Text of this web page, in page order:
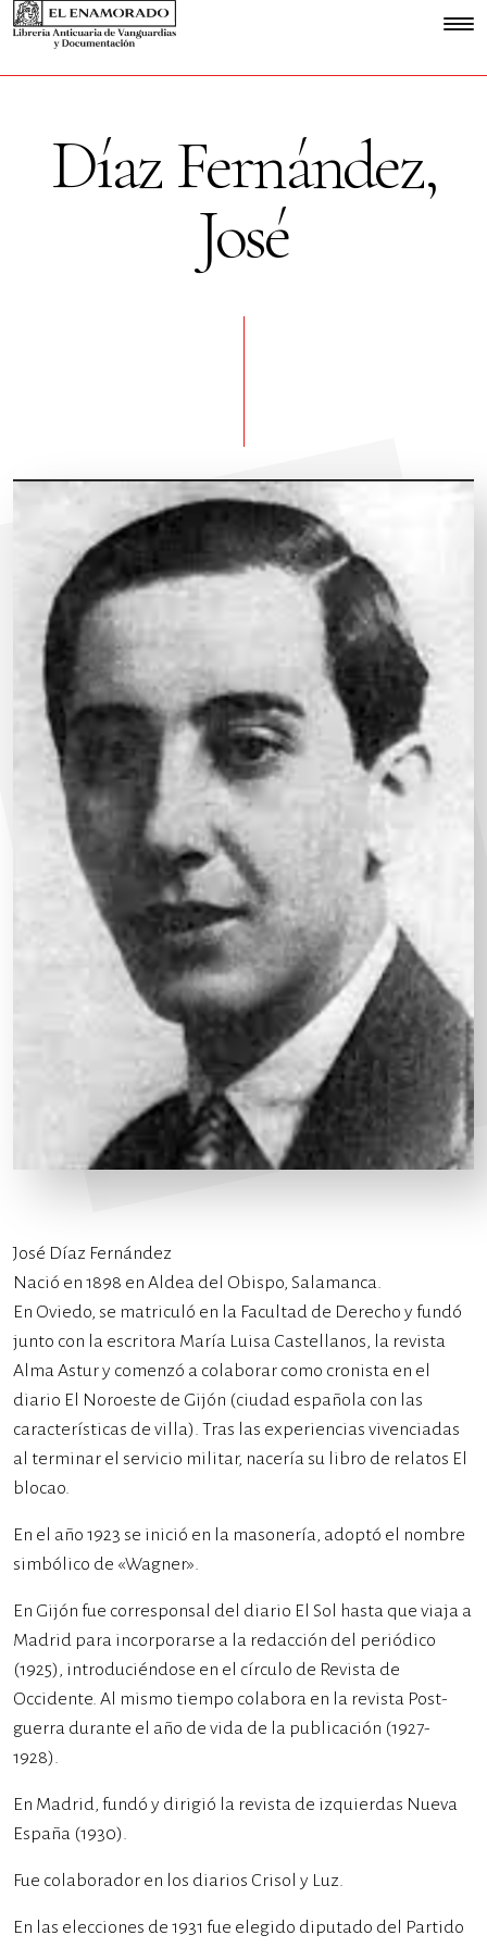
Díaz Fernández,
José
José Díaz Fernández
Nació en 1898 en Aldea del Obispo, Salamanca.
En Oviedo, se matriculó en la Facultad de Derecho y fundó
junto con la escritora María Luisa Castellanos, la revista
Alma Astur​ y comenzó a colaborar como cronista en el
diario El Noroeste de Gijón (ciudad española con las
características de villa). Tras las experiencias vivenciadas
al terminar el servicio militar, nacería su libro de relatos El
blocao.
En el año 1923 se inició en la masonería, adoptó el nombre
simbólico de «Wagner».
En Gijón fue corresponsal del diario El Sol hasta que viaja a
Madrid para incorporarse a la redacción del periódico
(1925), introduciéndose en el círculo de Revista de
Occidente. Al mismo tiempo colabora en la revista Post-
guerra durante el año de vida de la publicación (1927-
1928).
En Madrid, fundó y dirigió la revista de izquierdas Nueva
España (1930).
Fue colaborador en los diarios Crisol y Luz.
En las elecciones de 1931 fue elegido diputado del Partido